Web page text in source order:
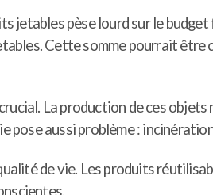
jetables pèse lourd sur le
Cette somme pourrait
La production de ces
pose aussi problème :
de vie. Les produits